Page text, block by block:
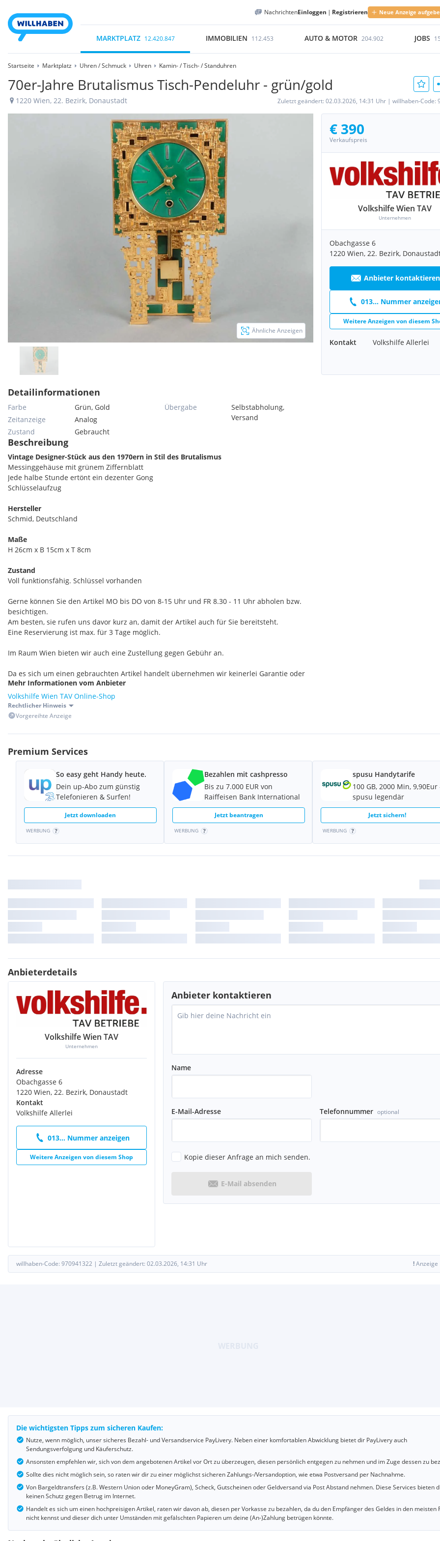
NachrichtenEinloggen | Registrieren Neue Anzeige
MARKTPLATZ 12.420.847 IMMOBILIEN 112.453 AUTO & MOTOR 204.902 JOBS
Startseite Marktplatz Uhren / Schmuck Uhren Kamin- / Tisch- / Standuhren
70er-Jahre Brutalismus Tisch-Pendeluhr - grün/gold
1220 Wien, 22. Bezirk, Donaustadt Zuletzt geändert: 02.03.2026, 14:31 Uhr | willhaben-Code:
Ähnliche Anzeigen
€ 390
Verkaufspreis
Volkshilfe Wien TAV
Unternehmen
Obachgasse 6
1220 Wien, 22. Bezirk,
Anbieter kontaktieren
013... Nummer
Weitere Anzeigen von diesem
Kontakt Volkshilfe Allerlei
Detailinformationen
Farbe
Grün, Gold
Zeitanzeige
Analog
Zustand
Gebraucht
Übergabe
Selbstabholung,
Versand
Beschreibung
Vintage Designer-Stück aus den 1970ern in Stil des Brutalismus
Messinggehäuse mit grünem Ziffernblatt
Jede halbe Stunde ertönt ein dezenter Gong
Schlüsselaufzug
Hersteller
Schmid, Deutschland
Maße
H 26cm x B 15cm x T 8cm
Zustand
Voll funktionsfähig. Schlüssel vorhanden
Gerne können Sie den Artikel MO bis DO von 8-15 Uhr und FR 8.30 - 11 Uhr abholen bzw.
besichtigen.
Am besten, sie rufen uns davor kurz an, damit der Artikel auch für Sie bereitsteht.
Eine Reservierung ist max. für 3 Tage möglich.
Im Raum Wien bieten wir auch eine Zustellung gegen Gebühr an.
Da es sich um einen gebrauchten Artikel handelt übernehmen wir keinerlei Garantie oder
Gewährleistung.
VOLKSHILFE ALLERLEI - Lager
Obachgasse 6
Tel. 01/370 77 34-317
+++++ Viele weitere Vintage-Artikel finden Sie in unserem Händlershop +++++
Mehr Informationen vom Anbieter
Volkshilfe Wien TAV Online-Shop
Rechtlicher Hinweis
Vorgereihte Anzeige
Premium Services
So easy geht Handy heute.
Dein up-Abo zum günstig
Telefonieren & Surfen!
Jetzt downloaden
WERBUNG
Bezahlen mit cashpresso
Bis zu 7.000 EUR von
Raiffeisen Bank International
Jetzt beantragen
WERBUNG
spusu Handytarife
100 GB, 2000 Min, 9,90Eur
spusu legendär
Jetzt sichern!
WERBUNG
Anbieterdetails
Volkshilfe Wien TAV
Unternehmen
Adresse
Obachgasse 6
1220 Wien, 22. Bezirk, Donaustadt
Kontakt
Volkshilfe Allerlei
013... Nummer anzeigen
Weitere Anzeigen von diesem Shop
Anbieter kontaktieren
Name
E-Mail-Adresse Telefonnummer optional
Kopie dieser Anfrage an mich senden.
E-Mail absenden
willhaben-Code: 970941322 | Zuletzt geändert: 02.03.2026, 14:31 Uhr !Anzeige
Die wichtigsten Tipps zum sicheren Kaufen:
Nutze, wenn möglich, unser sicheres Bezahl- und Versandservice PayLivery. Neben einer komfortablen Abwicklung bietet dir PayLivery auch
Sendungsverfolgung und Käuferschutz.
Ansonsten empfehlen wir, sich von dem angebotenen Artikel vor Ort zu überzeugen, diesen persönlich entgegen zu nehmen und im Zuge dessen zu
Sollte dies nicht möglich sein, so raten wir dir zu einer möglichst sicheren Zahlungs-/Versandoption, wie etwa Postversand per Nachnahme.
Von Bargeldtransfers (z.B. Western Union oder MoneyGram), Scheck, Gutscheinen oder Geldversand via Post Abstand nehmen. Diese Services bieten
keinen Schutz gegen Betrug im Internet.
Handelt es sich um einen hochpreisigen Artikel, raten wir davon ab, diesen per Vorkasse zu bezahlen, da du den Empfänger des Geldes in den meisten
nicht kennst und dieser dich unter Umständen mit gefälschten Papieren um deine (An-)Zahlung betrügen könnte.